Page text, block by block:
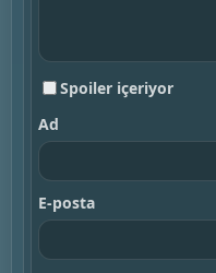
Spoiler içeriyor
Ad
E-posta